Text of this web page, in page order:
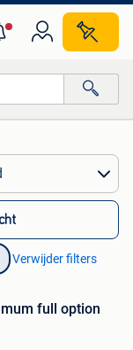
Verwijder filters
full option